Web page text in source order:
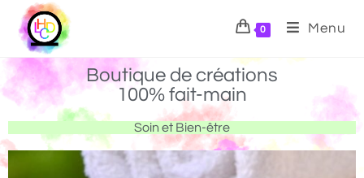
0 Menu
Boutique de créations
100% fait-main
Soin et Bien-être